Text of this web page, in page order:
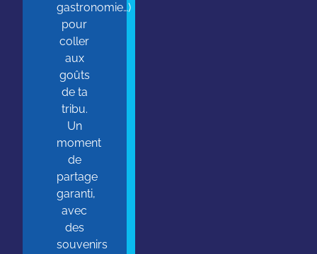
gastronomie…)
pour
coller
aux
goûts
de ta
tribu.
Un
moment
de
partage
garanti,
avec
des
souvenirs